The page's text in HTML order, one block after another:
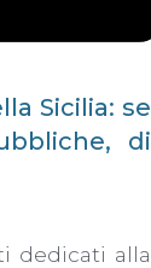
Sicilia: se
di
dedicati alla